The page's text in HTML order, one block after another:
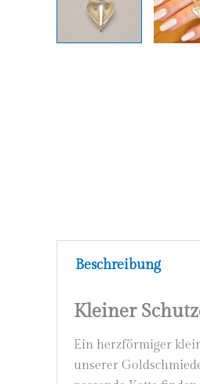
Beschreibung
Kleiner
Ein herzförmiger
unserer